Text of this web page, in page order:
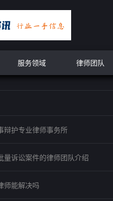
服务领域 律师团队
辩护专业律师事务所
量诉讼案件的律师团队介绍
师能解决吗